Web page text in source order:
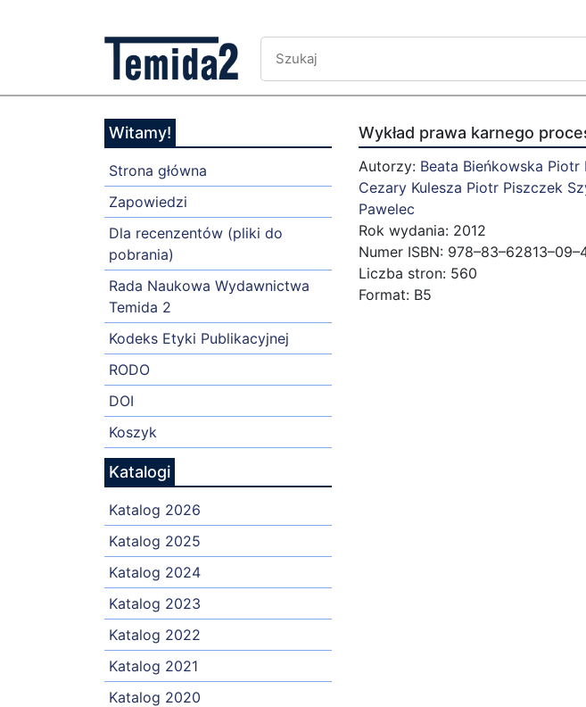
Witamy!
Strona główna
Zapowiedzi
Dla recenzentów (pliki do
pobrania)
Rada Naukowa Wydawnictwa
Temida 2
Kodeks Etyki Publikacyjnej
RODO
DOI
Koszyk
Katalogi
Katalog 2026
Katalog 2025
Katalog 2024
Katalog 2023
Katalog 2022
Katalog 2021
Katalog 2020
Wykład prawa karnego
Autorzy: Beata Bieńkowska Piotr
Cezary Kulesza Piotr Piszczek
Pawelec
Rok wydania: 2012
Numer ISBN:
Liczba stron: 560
Format: B5